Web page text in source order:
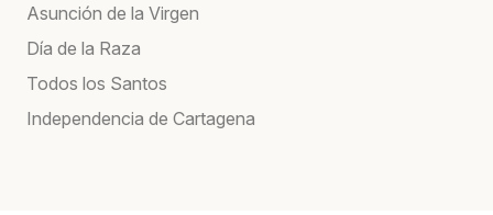
Asunción de la Virgen
Día de la Raza
Todos los Santos
Independencia de Cartagena